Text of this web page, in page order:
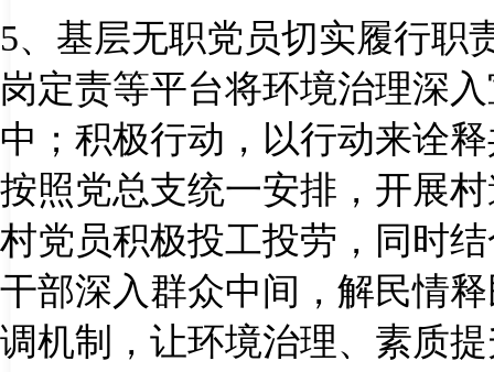
5、基层无职党员切实履行职
岗定责等平台将环境治理深
中；积极行动，以行动来诠
按照党总支统一安排，开展
村党员积极投工投劳，同时
干部深入群众中间，解民情
调机制，让环境治理、素质